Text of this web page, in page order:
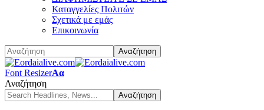
Καταγγελίες Πολιτών
Σχετικά με εμάς
Επικοινωνία
Font ResizerΑα
Αναζήτηση